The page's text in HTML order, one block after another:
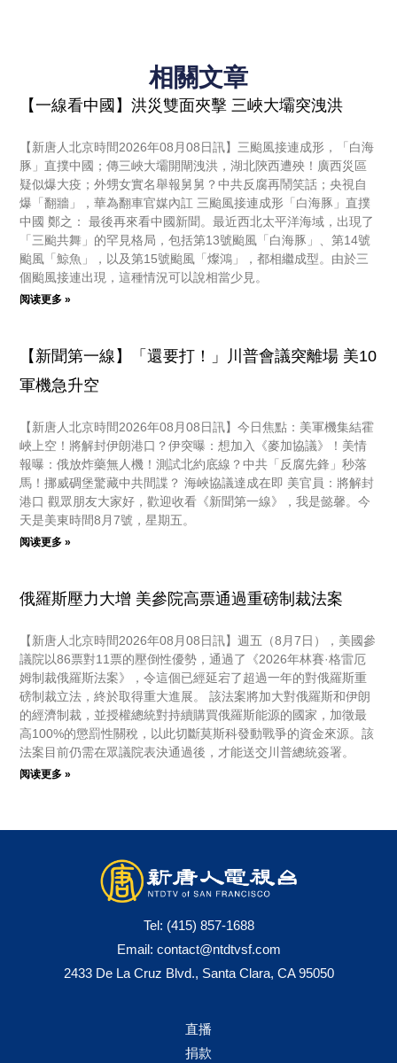
相關文章
【一線看中國】洪災雙面夾擊 三峽大壩突洩洪
【新唐人北京時間2026年08月08日訊】三颱風接連成形，「白海
豚」直撲中國；傳三峽大壩開閘洩洪，湖北陝西遭殃！廣西災區
疑似爆大疫；外甥女實名舉報舅舅？中共反腐再鬧笑話；央視自
爆「翻牆」，華為翻車官媒內訌 三颱風接連成形「白海豚」直撲
中國 鄭之： 最後再來看中國新聞。最近西北太平洋海域，出現了
「三颱共舞」的罕見格局，包括第13號颱風「白海豚」、第14號
颱風「鯨魚」，以及第15號颱風「燦鴻」，都相繼成型。由於三
個颱風接連出現，這種情況可以說相當少見。
阅读更多 »
【新聞第一線】「還要打！」川普會議突離場 美10
軍機急升空
【新唐人北京時間2026年08月08日訊】今日焦點：美軍機集結霍
峽上空！將解封伊朗港口？伊突曝：想加入《麥加協議》！美情
報曝：俄放炸藥無人機！測試北約底線？中共「反腐先鋒」秒落
馬！挪威碉堡驚藏中共間諜？ 海峽協議達成在即 美官員：將解封
港口 觀眾朋友大家好，歡迎收看《新聞第一線》，我是懿馨。今
天是美東時間8月7號，星期五。
阅读更多 »
俄羅斯壓力大增 美參院高票通過重磅制裁法案
【新唐人北京時間2026年08月08日訊】週五（8月7日），美國參
議院以86票對11票的壓倒性優勢，通過了《2026年林賽·格雷厄
姆制裁俄羅斯法案》，令這個已經延宕了超過一年的對俄羅斯重
磅制裁立法，終於取得重大進展。 該法案將加大對俄羅斯和伊朗
的經濟制裁，並授權總統對持續購買俄羅斯能源的國家，加徵最
高100%的懲罰性關稅，以此切斷莫斯科發動戰爭的資金來源。該
法案目前仍需在眾議院表決通過後，才能送交川普總統簽署。
阅读更多 »
Tel: (415) 857-1688
Email: contact@ntdtvsf.com
2433 De La Cruz Blvd., Santa Clara, CA 95050
直播
捐款